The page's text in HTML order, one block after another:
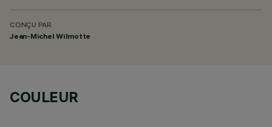
CONÇU PAR
Jean-Michel Wilmotte
COULEUR